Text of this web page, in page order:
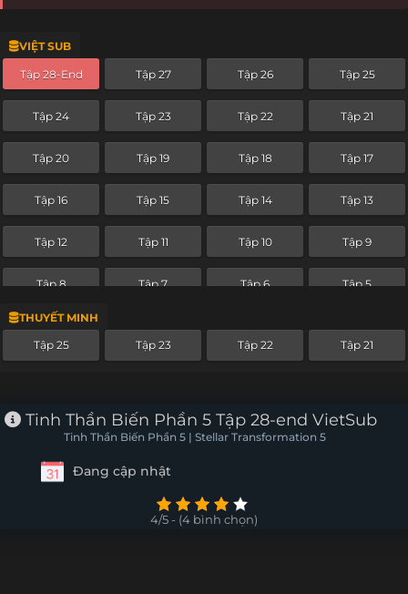
VIỆT SUB
Tập 28-End Tập 27 Tập 26 Tập 25
Tập 24 Tập 23 Tập 22 Tập 21
Tập 20 Tập 19 Tập 18 Tập 17
Tập 16 Tập 15 Tập 14 Tập 13
Tập 12 Tập 11 Tập 10 Tập 9
Tập 8 Tập 7 Tập 6 Tập 5
Tập 4
THUYẾT MINH
Tập 25 Tập 23 Tập 22 Tập 21
Tinh Thần Biến Phần 5 Tập 28-end VietSub
Tinh Thần Biến Phần 5 | Stellar Transformation 5
Đang cập nhật
4/5 - (4 bình chọn)